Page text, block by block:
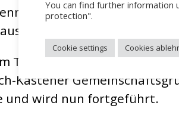
Heinze, den
TCGW Reckenfeld, der
Kästener
und wird nun fortgeführt.
You can find further information
protection".
Cookie settings Cookies